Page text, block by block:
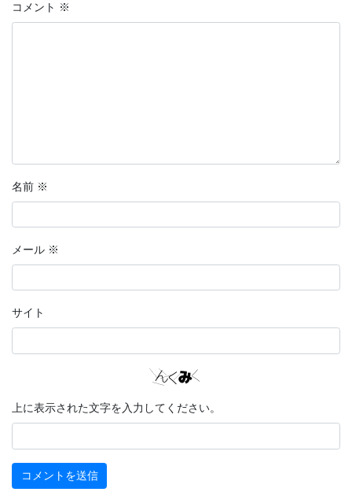
コメント ※
名前 ※
メール ※
サイト
上に表示された文字を入力してください。